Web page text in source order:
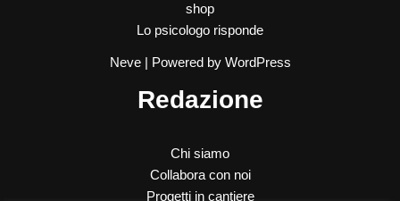
shop
Lo psicologo risponde
Neve| Powered by WordPress
Redazione
Chi siamo
Collabora con noi
Progetti in cantiere